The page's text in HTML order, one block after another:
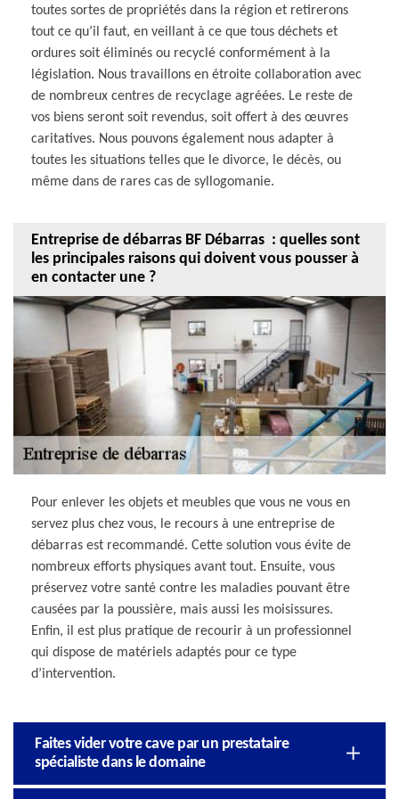
toutes sortes de propriétés dans la région et retirerons
tout ce qu’il faut, en veillant à ce que tous déchets et
ordures soit éliminés ou recyclé conformément à la
législation. Nous travaillons en étroite collaboration avec
de nombreux centres de recyclage agréées. Le reste de
vos biens seront soit revendus, soit offert à des œuvres
caritatives. Nous pouvons également nous adapter à
toutes les situations telles que le divorce, le décès, ou
même dans de rares cas de syllogomanie.
Entreprise de débarras BF Débarras : quelles sont
les principales raisons qui doivent vous pousser à
en contacter une ?
Pour enlever les objets et meubles que vous ne vous en
servez plus chez vous, le recours à une entreprise de
débarras est recommandé. Cette solution vous évite de
nombreux efforts physiques avant tout. Ensuite, vous
préservez votre santé contre les maladies pouvant être
causées par la poussière, mais aussi les moisissures.
Enfin, il est plus pratique de recourir à un professionnel
qui dispose de matériels adaptés pour ce type
d’intervention.
Faites vider votre cave par un prestataire
spécialiste dans le domaine